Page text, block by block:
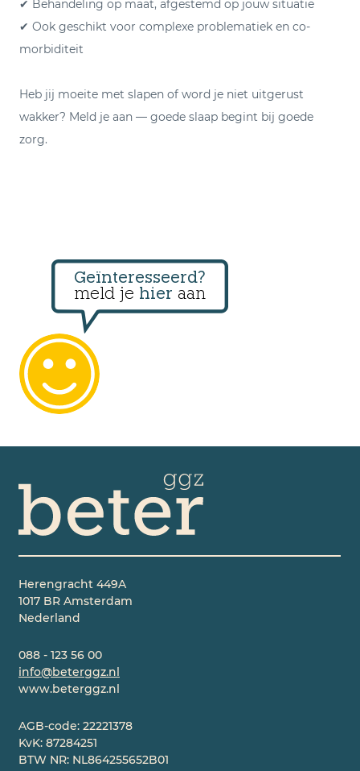
✔ Behandeling op maat, afgestemd op jouw situatie
✔ Ook geschikt voor complexe problematiek en co-
morbiditeit
Heb jij moeite met slapen of word je niet uitgerust
wakker? Meld je aan — goede slaap begint bij goede
zorg.
Geïnteresseerd?
meld je hier aan
Herengracht 449A
1017 BR Amsterdam
Nederland
088 - 123 56 00
info@beterggz.nl
www.beterggz.nl
AGB-code: 22221378
KvK: 87284251
BTW NR: NL864255652B01